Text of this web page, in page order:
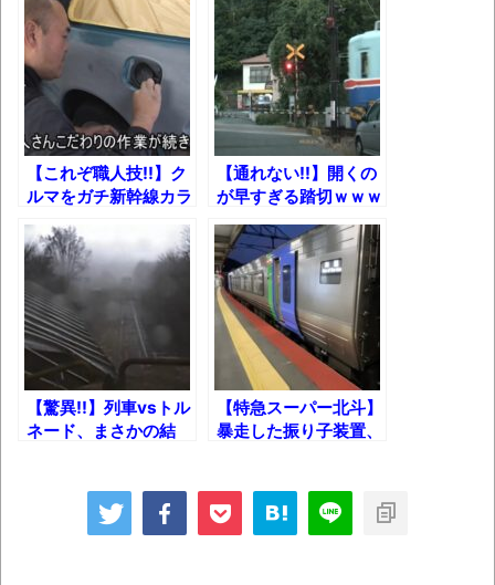
歴ログは10周年ですがnoteに引っ越します
進撃の巨人シーズン7 ファイナルシーズンの
感想
TBS「マツコの知らない世界」スタグル特
集でほとんど紹介されなかったJリーグ…なら
ば自分たちで紹介だ！
時代の流れ
【衝撃】道志村の骨や服、沢の上流から流
されてきた可能性・・・・・・・・・
オーストラリアの男性飛行家 太平洋横断
飛行
【中国】パトカーの前で好演技www当たり
「ム、ムリです・・・」メガネ美人ナース
に入院中のオレのオナサポ懇願したら・・・
【これぞ職人技!!】ク
ルマをガチ新幹線カラ
ーに塗ってもらったら
凄いことになった!!
【通れない!!】開くの
が早すぎる踏切ｗｗｗ
【驚異!!】列車vsトル
ネード、まさかの結
【特急スーパー北斗】
暴走した振り子装置、